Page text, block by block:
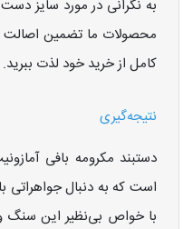
به نگرانی در مورد سایز
محصولات ما تضمین اصالت
کامل از خرید خود لذت ببرید.
نتیجه‌گیری
دستبند مکرومه بافی
است که به دنبال
با خواص بی‌نظیر این سنگ